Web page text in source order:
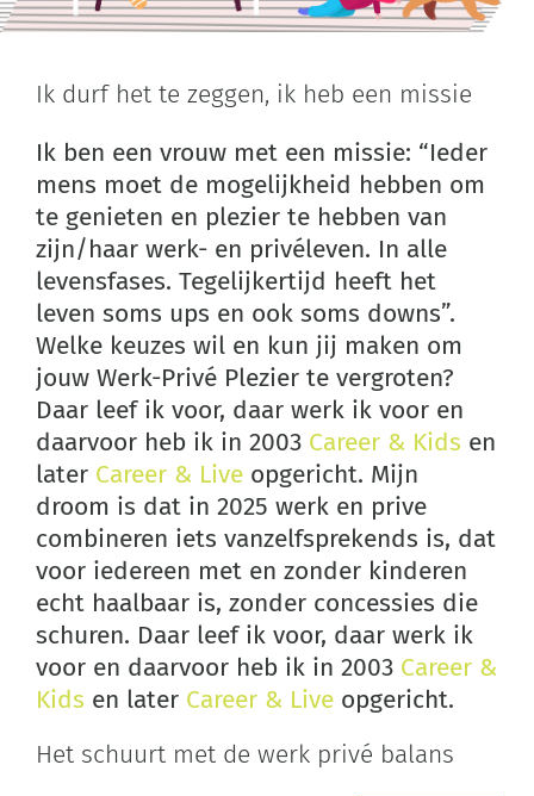
Ik durf het te zeggen, ik heb een missie
Ik ben een vrouw met een missie: “Ieder
mens moet de mogelijkheid hebben om
te genieten en plezier te hebben van
zijn/haar werk- en privéleven. In alle
levensfases. Tegelijkertijd heeft het
leven soms ups en ook soms downs”.
Welke keuzes wil en kun jij maken om
jouw Werk-Privé Plezier te vergroten?
Daar leef ik voor, daar werk ik voor en
daarvoor heb ik in 2003 Career & Kids en
later Career & Liveopgericht. Mijn
droom is dat in 2025 werk en prive
combineren iets vanzelfsprekends is, dat
voor iedereen met en zonder kinderen
echt haalbaar is, zonder concessies die
schuren. Daar leef ik voor, daar werk ik
voor en daarvoor heb ik in 2003 Career &
Kids en later Career & Liveopgericht.
Het schuurt met de werk privé balans